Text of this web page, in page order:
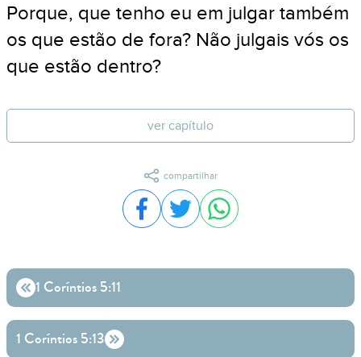
Porque, que tenho eu em julgar também
os que estão de fora? Não julgais vós os
que estão dentro?
ver capítulo
compartilhar
Compartilhar no Facebook
Compartilhar no Twitter
Compartilhar no
1 Coríntios 5:11
1 Coríntios 5:13